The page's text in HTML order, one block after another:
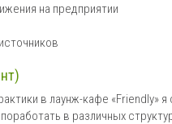
на предприятии
в лаунж-кафе «Friendly»
в различных